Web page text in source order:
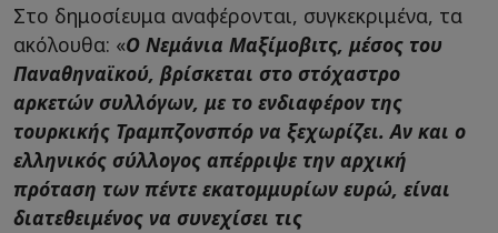
Στο δημοσίευμα αναφέρονται, συγκεκριμένα, τα
ακόλουθα: «Ο Νεμάνια Μαξίμοβιτς, μέσος του
Παναθηναϊκού, βρίσκεται στο στόχαστρο
αρκετών συλλόγων, με το ενδιαφέρον της
τουρκικής Τραμπζονσπόρ να ξεχωρίζει. Αν και ο
ελληνικός σύλλογος απέρριψε την αρχική
πρόταση των πέντε εκατομμυρίων ευρώ, είναι
διατεθειμένος να συνεχίσει τις